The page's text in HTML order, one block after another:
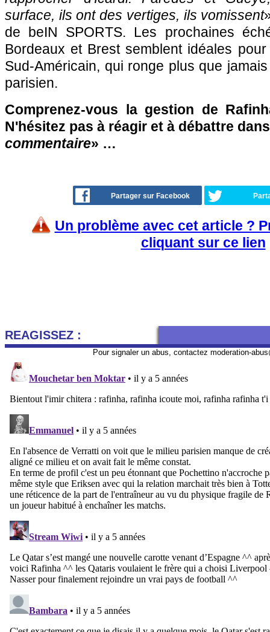
surface, ils ont des vertiges, ils vomissent
de beIN SPORTS. Les prochaines
Bordeaux et Brest semblent idéales
Sud-Américain, qui ronge plus que
parisien.
Comprenez-vous la gestion de
N'hésitez pas à réagir et à débattre
commentaire» …
Partager sur Facebook
Un problème avec cet article ?
cliquant sur ce lien
REAGISSEZ :
Pour signaler un abus, contactez moderation-